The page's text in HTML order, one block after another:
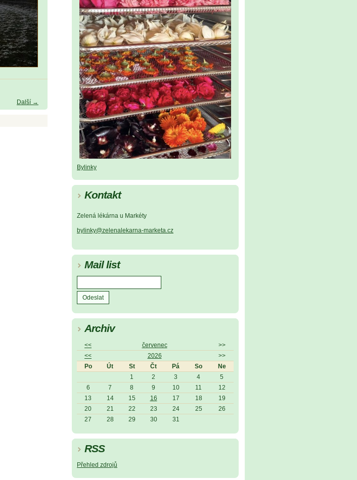
Další →
Bylinky
Kontakt
Zelená lékárna u Markéty
bylinky@zelenalekarna-marketa.cz
Mail list
Archiv
<< červenec
>>
<<
2026
>>
Po
Út St Čt Pá So
Ne
1
2 3 4
5
6
7 8 9 10 11
12
13
14 15 16 17 18
19
20
21 22 23 24 25
26
27
28 29 30 31
RSS
Přehled zdrojů